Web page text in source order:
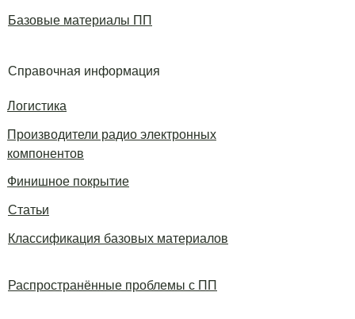
Справочная информация
Статьи
Классификация базовых материалов
Распространённые проблемы с ПП
Базовые материалы ПП
Логистика
Финишное покрытие
Производители радио электронных
компонентов